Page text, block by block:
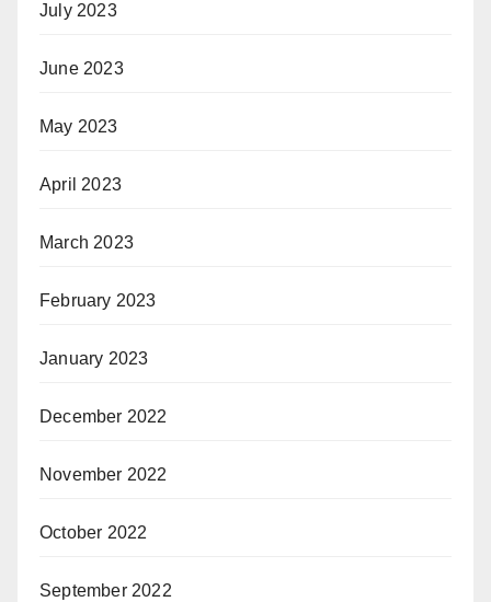
July 2023
June 2023
May 2023
April 2023
March 2023
February 2023
January 2023
December 2022
November 2022
October 2022
September 2022